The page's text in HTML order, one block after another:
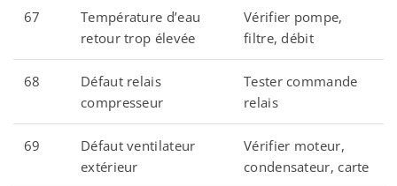
67
Température d’eau
retour trop élevée
Vérifier pompe,
filtre, débit
68
Défaut relais
compresseur
Tester commande
relais
69
Défaut ventilateur
extérieur
Vérifier moteur,
condensateur, carte